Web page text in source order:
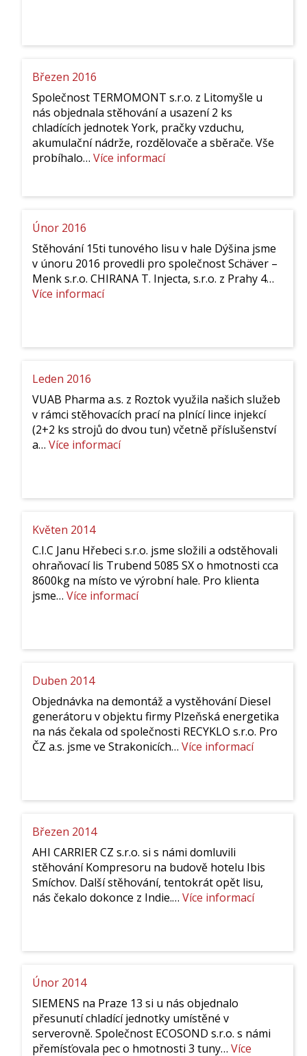
Březen 2016
Společnost TERMOMONT s.r.o. z Litomyšle u
nás objednala stěhování a usazení 2 ks
chladících jednotek York, pračky vzduchu,
akumulační nádrže, rozdělovače a sběrače. Vše
probíhalo… Více informací:
Únor 2016
Stěhování 15ti tunového lisu v hale Dýšina jsme
v únoru 2016 provedli pro společnost Schäver –
Menk s.r.o. CHIRANA T. Injecta, s.r.o. z Prahy 4…
Více informací:
Leden 2016
VUAB Pharma a.s. z Roztok využila našich služeb
v rámci stěhovacích prací na plnící lince injekcí
(2+2 ks strojů do dvou tun) včetně příslušenství
a… Více informací:
Květen 2014
C.I.C Janu Hřebeci s.r.o. jsme složili a odstěhovali
ohraňovací lis Trubend 5085 SX o hmotnosti cca
8600kg na místo ve výrobní hale. Pro klienta
jsme… Více informací:
Duben 2014
Objednávka na demontáž a vystěhování Diesel
generátoru v objektu firmy Plzeňská energetika
na nás čekala od společnosti RECYKLO s.r.o. Pro
ČZ a.s. jsme ve Strakonicích… Více informací:
Březen 2014
AHI CARRIER CZ s.r.o. si s námi domluvili
stěhování Kompresoru na budově hotelu Ibis
Smíchov. Další stěhování, tentokrát opět lisu,
nás čekalo dokonce z Indie.… Více informací:
Únor 2014
SIEMENS na Praze 13 si u nás objednalo
přesunutí chladící jednotky umístěné v
serverovně. Společnost ECOSOND s.r.o. s námi
přemísťovala pec o hmotnosti 3 tuny… Více